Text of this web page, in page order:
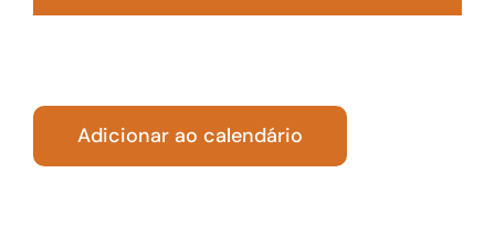
Adicionar ao calendário